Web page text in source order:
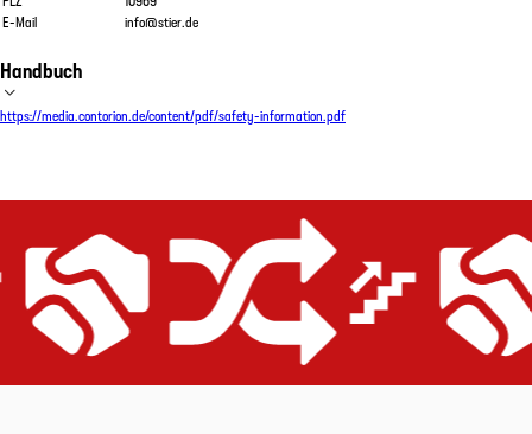
E-Mail
info@stier.de
Handbuch
https://media.contorion.de/content/pdf/safety-information.pdf